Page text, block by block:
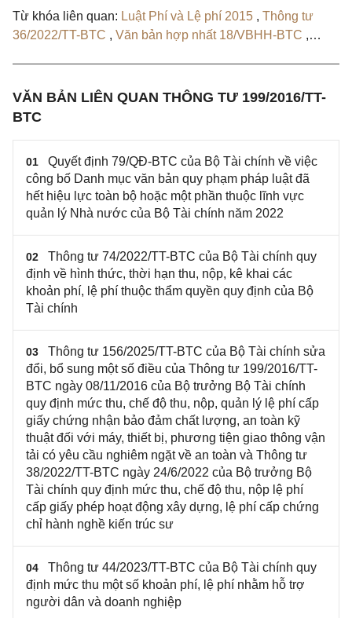
Từ khóa liên quan: Luật Phí và Lệ phí 2015 , Thông tư
36/2022/TT-BTC , Văn bản hợp nhất 18/VBHH-BTC ,
156/2025/TT-BTC
VĂN BẢN LIÊN QUAN THÔNG TƯ 199/2016/TT-
BTC
01
Quyết định 79/QĐ-BTC của Bộ Tài chính về việc
công bố Danh mục văn bản quy phạm pháp luật đã
hết hiệu lực toàn bộ hoặc một phần thuộc lĩnh vực
quản lý Nhà nước của Bộ Tài chính năm 2022
02
Thông tư 74/2022/TT-BTC của Bộ Tài chính quy
định về hình thức, thời hạn thu, nộp, kê khai các
khoản phí, lệ phí thuộc thẩm quyền quy định của Bộ
Tài chính
03
Thông tư 156/2025/TT-BTC của Bộ Tài chính sửa
đổi, bổ sung một số điều của Thông tư 199/2016/TT-
BTC ngày 08/11/2016 của Bộ trưởng Bộ Tài chính
quy định mức thu, chế độ thu, nộp, quản lý lệ phí cấp
giấy chứng nhận bảo đảm chất lượng, an toàn kỹ
thuật đối với máy, thiết bị, phương tiện giao thông vận
tải có yêu cầu nghiêm ngặt về an toàn và Thông tư
38/2022/TT-BTC ngày 24/6/2022 của Bộ trưởng Bộ
Tài chính quy định mức thu, chế độ thu, nộp lệ phí
cấp giấy phép hoạt động xây dựng, lệ phí cấp chứng
chỉ hành nghề kiến trúc sư
04
Thông tư 44/2023/TT-BTC của Bộ Tài chính quy
định mức thu một số khoản phí, lệ phí nhằm hỗ trợ
người dân và doanh nghiệp